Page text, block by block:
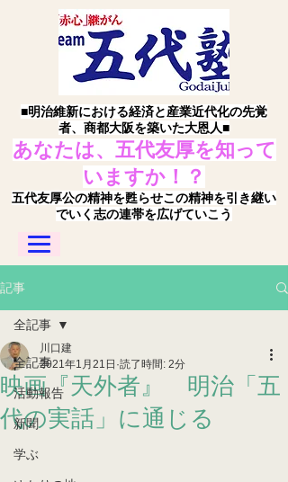
■明治維新における経済と産業近代化の先覚
者、商都大阪を築いた大恩人■
あなたは、五代友厚を知って
いますか！？
五代友厚公の精神を甦らせこの精神を引き継い
でいく志の連帯を広げていこう
記事
全記事
活動報告
新聞
学ぶ
全記事
映画『天外者』 明治「五
代の実話」に通じる
川口建
2021年1月21日 読了時間: 2分